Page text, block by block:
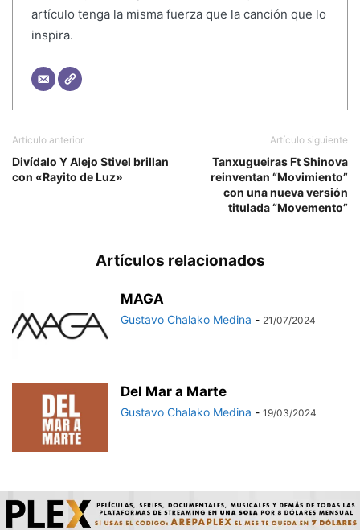
artículo tenga la misma fuerza que la canción que lo
inspira.
Artículo anterior
Divídalo Y Alejo Stivel brillan
con «Rayito de Luz»
Artículo siguiente
Tanxugueiras Ft Shinova
reinventan “Movimiento”
con una nueva versión
titulada “Movemento”
Artículos relacionados
MAGA
Gustavo Chalako Medina - 21/07/2024
Del Mar a Marte
Gustavo Chalako Medina - 19/03/2024